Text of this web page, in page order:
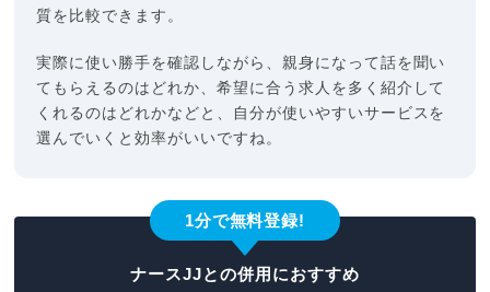
質を比較できます。
実際に使い勝手を確認しながら、親身になって話を聞い
てもらえるのはどれか、希望に合う求人を多く紹介して
くれるのはどれかなどと、自分が使いやすいサービスを
選んでいくと効率がいいですね。
1分で無料登録!
ナースJJとの併用におすすめ